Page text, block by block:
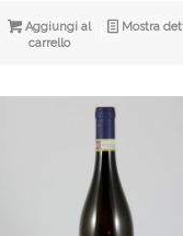
Aggiungi al
carrello
Mostra